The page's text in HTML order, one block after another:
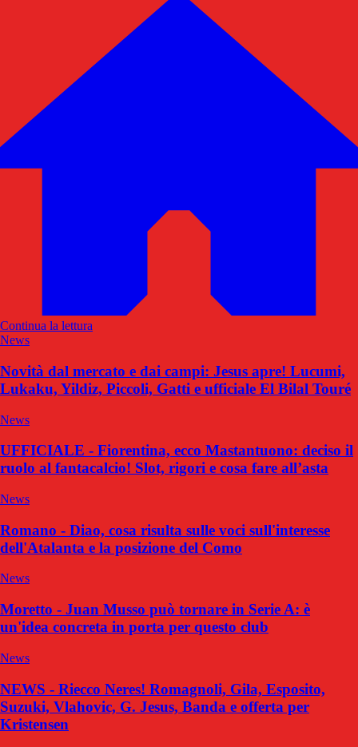
Continua la lettura
News
Novità dal mercato e dai campi: Jesus apre! Lucumi,
Lukaku, Yildiz, Piccoli, Gatti e ufficiale El Bilal Touré
News
UFFICIALE - Fiorentina, ecco Mastantuono: deciso il
ruolo al fantacalcio! Slot, rigori e cosa fare all’asta
News
Romano - Diao, cosa risulta sulle voci sull'interesse
dell'Atalanta e la posizione del Como
News
Moretto - Juan Musso può tornare in Serie A: è
un'idea concreta in porta per questo club
News
NEWS - Riecco Neres! Romagnoli, Gila, Esposito,
Suzuki, Vlahovic, G. Jesus, Banda e offerta per
Kristensen